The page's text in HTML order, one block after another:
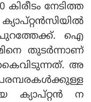
കിരീടം നേടിത്ത
പുറത്തേക്ക്. ഐ
തുടർന്നാണ്
അ
ക്യാപ്റ്റൻ ന